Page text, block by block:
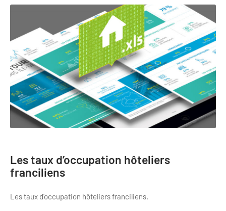
Les taux d’occupation hôteliers
franciliens
Les taux d'occupation hôteliers franciliens.